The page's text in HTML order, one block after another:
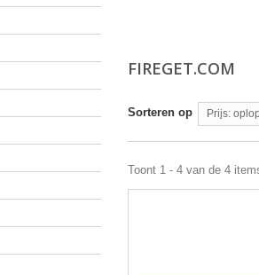
FIREGET.COM
Sorteren op Prijs:
Toont 1 - 4 van de 4